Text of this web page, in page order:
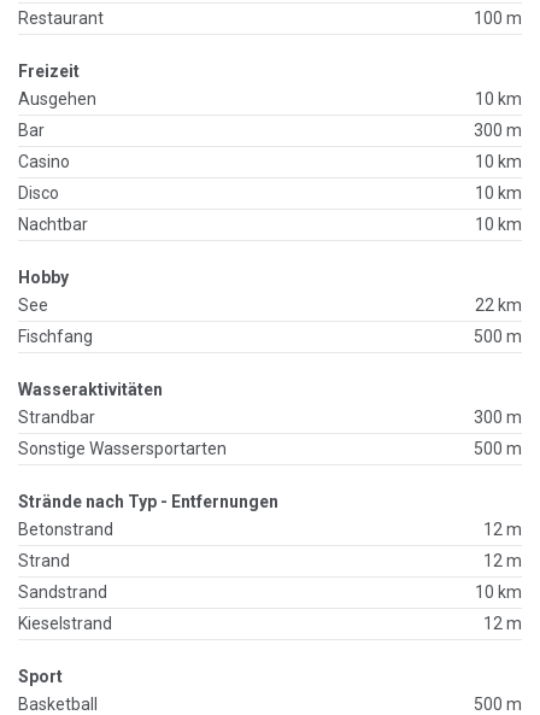
Restaurant
100 m
Freizeit
Ausgehen
10 km
Bar
300 m
Casino
10 km
Disco
10 km
Nachtbar
10 km
Hobby
See
22 km
Fischfang
500 m
Wasseraktivitäten
Strandbar
300 m
Sonstige Wassersportarten
500 m
Strände nach Typ - Entfernungen
Betonstrand
12 m
Strand
12 m
Sandstrand
10 km
Kieselstrand
12 m
Sport
Basketball
500 m